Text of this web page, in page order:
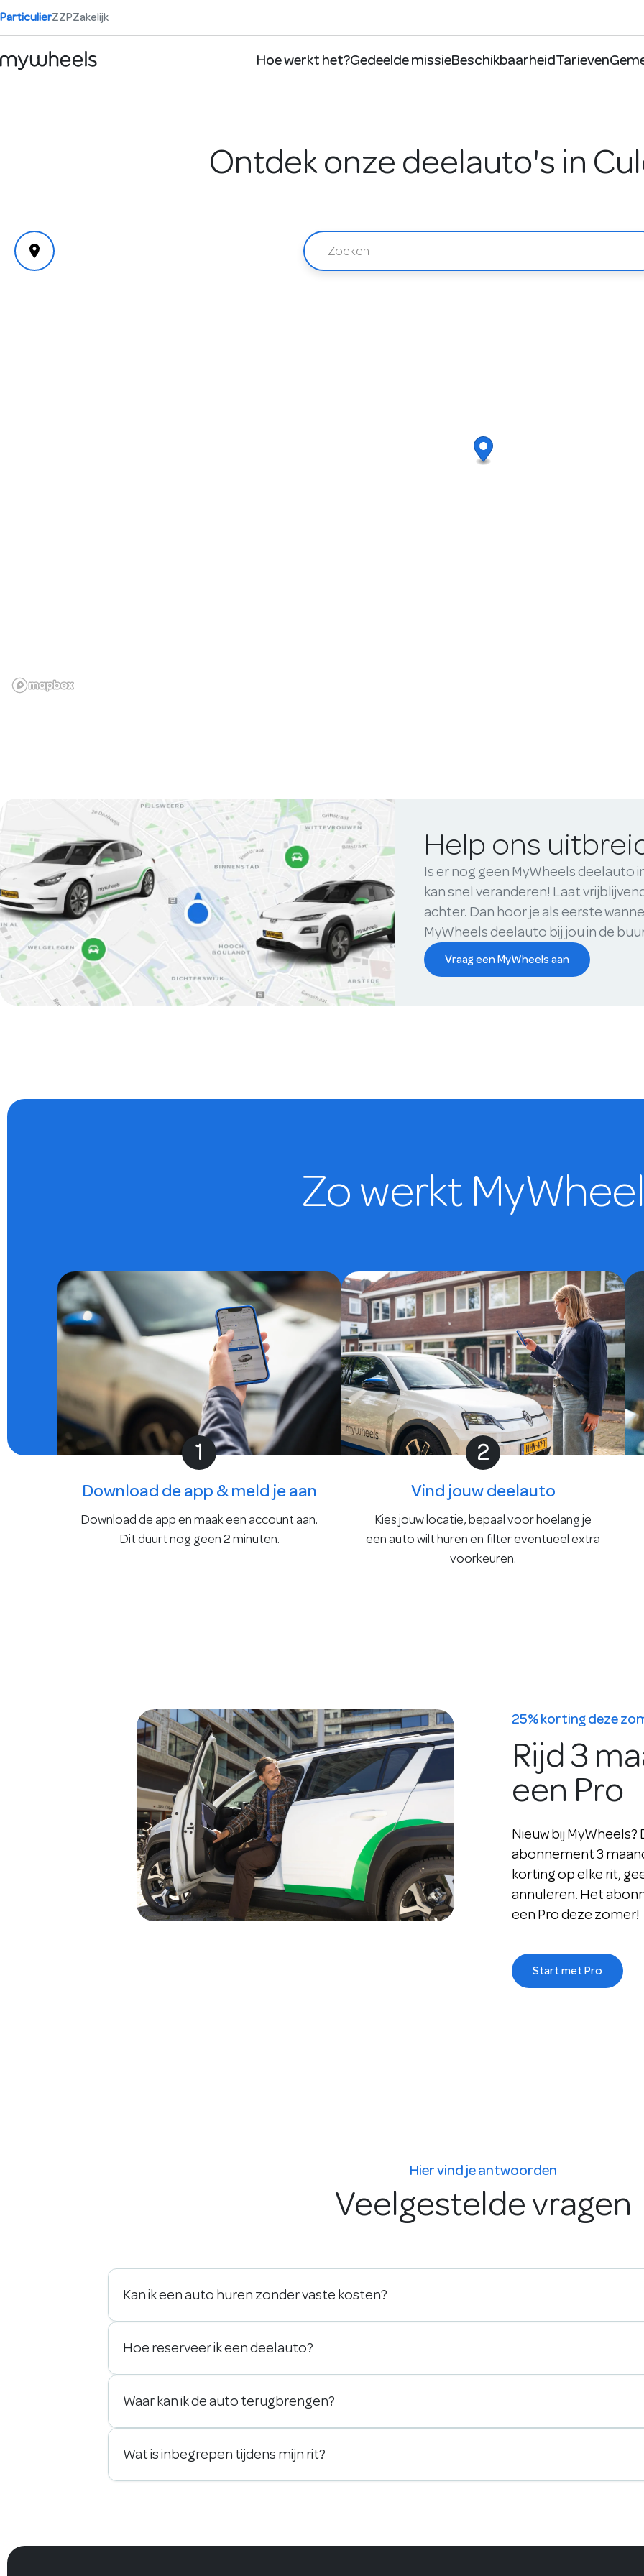
ParticulierZZPZakelijk
Hoe werkt het?Gedeelde missieBeschikbaarheidTarieven
Ontdek onze deelauto's in
Help ons
Is er nog geen MyWheels deelauto
kan snel veranderen! Laat
achter. Dan hoor je als eerste
MyWheels deelauto bij jou in de
Vraag een MyWheels aan
Zo werkt
1
Download de app & meld je aan
Download de app en maak een account aan.
Dit duurt nog geen 2 minuten.
2
Vind jouw deelauto
Kies jouw locatie, bepaal voor hoelang je
een auto wilt huren en filter eventueel extra
voorkeuren.
25% korting deze
Rijd 3
een Pro
Nieuw bij MyWheels?
abonnement 3
korting op elke rit,
annuleren. Het
een Pro deze zomer!
Start met Pro
Hier vind je antwoorden
Veelgestelde vragen
Kan ik een auto huren zonder vaste kosten?
Hoe reserveer ik een deelauto?
Waar kan ik de auto terugbrengen?
Wat is inbegrepen tijdens mijn rit?